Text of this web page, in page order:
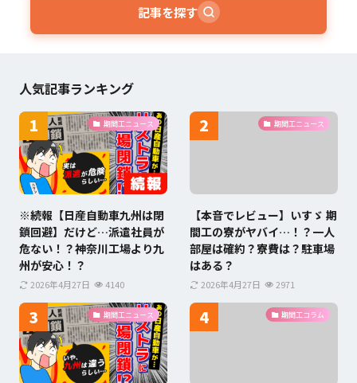
記事を探す
人気記事ランキング
期間工ニュース
※続報【日産自動車九州は閉
鎖回避】だけど…派遣社員が
危ない！？神奈川工場より九
州が安心！？
2026年4月27日 4140
期間工ニュース
【本音でレビュー】いすゞ 期
間工の寮がヤバイ…！？一人
部屋は確約？寮費は？駐車場
はある？
2026年4月27日 2971
期間工ニュース 期間工コラム